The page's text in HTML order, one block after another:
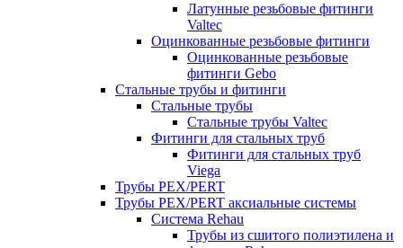
Латунные резьбовые фитинги
Valtec
Оцинкованные резьбовые фитинги
Оцинкованные резьбовые
фитинги Gebo
Стальные трубы и фитинги
Стальные трубы
Стальные трубы Valtec
Фитинги для стальных труб
Фитинги для стальных труб
Viega
Трубы PEX/PERT
Трубы PEX/PERT аксиальные системы
Система Rehau
Трубы из сшитого полиэтилена и